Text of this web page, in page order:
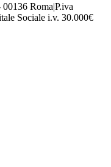
Roma|P.iva
Sociale i.v. 30.000€